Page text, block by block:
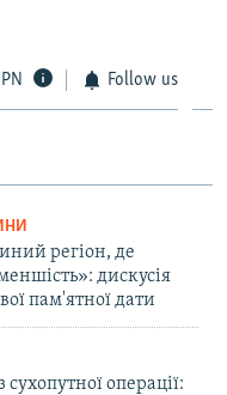
Follow us
регіон, де
дискусія
пам'ятної дати
сухопутної операції: